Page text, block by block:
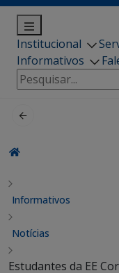
Institucional
Informativos
Pesquisar
por:
Informativos
Notícias
Estudantes da EE